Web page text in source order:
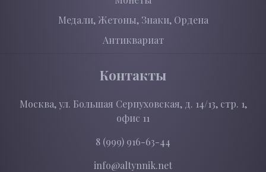
Медали, Жетоны, Знаки, Ордена
Антиквариат
Контакты
Москва, ул. Большая Серпуховская, д. 14/13, стр. 1,
офис 11
8 (999) 916-63-44
info@altynnik.net